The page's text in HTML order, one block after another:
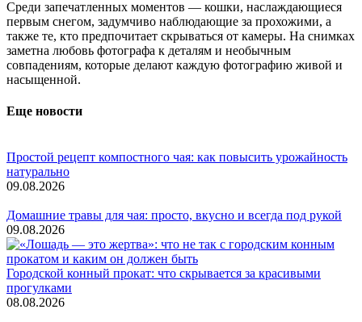
Среди запечатленных моментов — кошки, наслаждающиеся
первым снегом, задумчиво наблюдающие за прохожими, а
также те, кто предпочитает скрываться от камеры. На снимках
заметна любовь фотографа к деталям и необычным
совпадениям, которые делают каждую фотографию живой и
насыщенной.
Еще новости
Простой рецепт компостного чая: как повысить урожайность
натурально
09.08.2026
Домашние травы для чая: просто, вкусно и всегда под рукой
09.08.2026
Городской конный прокат: что скрывается за красивыми
прогулками
08.08.2026